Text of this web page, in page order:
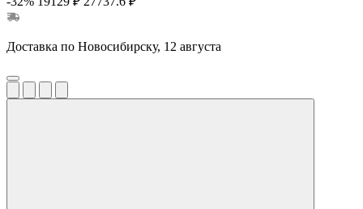
Доставка по Новосибирску, 12 августа